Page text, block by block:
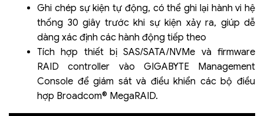
Ghi chép sự kiện tự động, có thể ghi lại hành vi hệ
thống 30 giây trước khi sự kiện xảy ra, giúp dễ
dàng xác định các hành động tiếp theo
Tích hợp thiết bị SAS/SATA/NVMe và firmware
RAID controller vào GIGABYTE Management
Console để giám sát và điều khiển các bộ điều
hợp Broadcom® MegaRAID.